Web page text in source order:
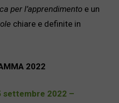
per l’apprendimentoe un
chiare e definite in
2022
settembre 2022 –